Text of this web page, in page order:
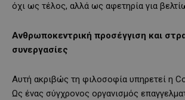
όχι ως τέλος, αλλά ως αφετηρία για
Ανθρωποκεντρική προσέγγιση και
συνεργασίες
Αυτή ακριβώς τη φιλοσοφία υπηρετεί η
Ως ένας σύγχρονος οργανισμός